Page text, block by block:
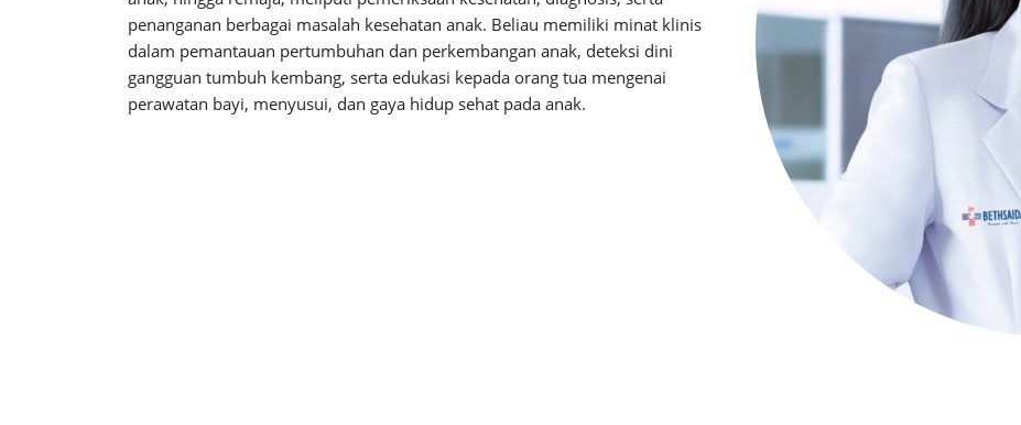
penanganan berbagai masalah kesehatan anak. Beliau memiliki minat klinis
dalam pemantauan pertumbuhan dan perkembangan anak, deteksi dini
gangguan tumbuh kembang, serta edukasi kepada orang tua mengenai
perawatan bayi, menyusui, dan gaya hidup sehat pada anak.